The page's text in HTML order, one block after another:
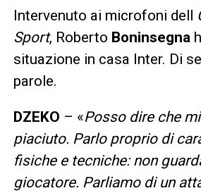
Intervenuto ai microfoni dell
Sport, Roberto Boninsegna
situazione in casa Inter. Di
parole.
DZEKO – «Posso dire che
piaciuto. Parlo proprio di
fisiche e tecniche: non
giocatore. Parliamo di un